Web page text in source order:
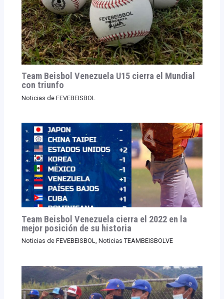
Team Beisbol Venezuela U15 cierra el Mundial
con triunfo
Noticias de FEVEBEISBOL
Team Beisbol Venezuela cierra el 2022 en la
mejor posición de su historia
Noticias de FEVEBEISBOL, Noticias TEAMBEISBOLVE